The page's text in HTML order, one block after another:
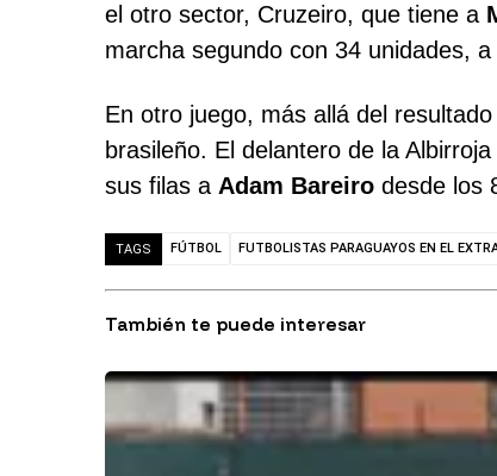
el otro sector, Cruzeiro, que tiene a
marcha segundo con 34 unidades,
En otro juego, más allá del
brasileño. El delantero de la
sus filas a Adam Bareiro desde los
TAGS FÚTBOL FUTBOLISTAS PARAGUAYOS EN EL
También te puede interesar